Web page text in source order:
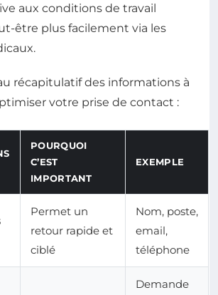
aux conditions de travail
être plus facilement via les
récapitulatif des informations à
votre prise de contact :
POURQUOI
C’EST
IMPORTANT
EXEMPLE
Permet un
retour rapide et
ciblé
Nom, poste,
email,
téléphone
Demande